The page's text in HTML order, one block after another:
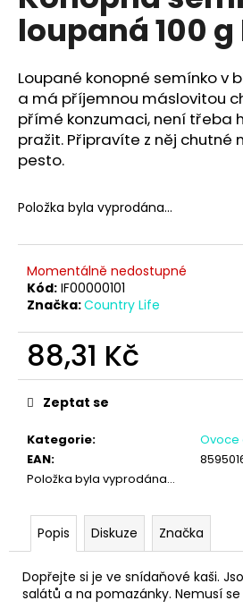
0,0
hvězdiček.
loupaná 100 g
Loupané konopné semínko v
a má příjemnou máslovitou
přímé konzumaci, není třeba
pražit. Připravíte z něj chutné
pesto.
Položka byla vyprodána…
Momentálně nedostupné
Kód: IF00000101
Značka:Country Life
88,31 Kč
Měrná
cena:
Kategorie:
Ovoce
EAN:
Položka byla vyprodána…
Zeptat se
Popis Diskuze Značka
Dopřejte si je ve snídaňové kaši.
salátů a na pomazánky. Nemusí
a
j
í
t
?
HLEDAT
D
o
o
u
č
e
m